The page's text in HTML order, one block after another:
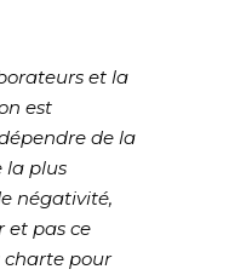
et la
est
de la
la plus
négativité,
et pas ce
charte pour